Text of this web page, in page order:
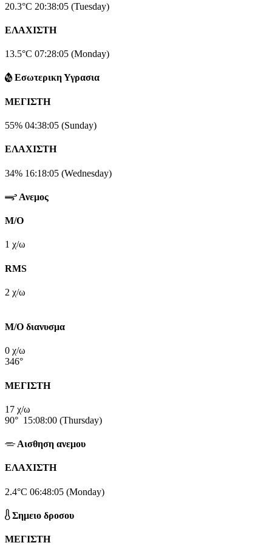
20.3°C 20:38:05 (Tuesday)
ΕΛΑΧΙΣΤΗ
13.5°C 07:28:05 (Monday)
Εσωτερικη Υγρασια
ΜΕΓΙΣΤΗ
55% 04:38:05 (Sunday)
ΕΛΑΧΙΣΤΗ
34% 16:18:05 (Wednesday)
Ανεμος
M/O
1 χ/ω
RMS
2 χ/ω
Μ/Ο διανυσμα
0 χ/ω
346°
ΜΕΓΙΣΤΗ
17 χ/ω
90° 15:08:00 (Thursday)
Αισθηση ανεμου
ΕΛΑΧΙΣΤΗ
2.4°C 06:48:05 (Monday)
Σημειο δροσου
ΜΕΓΙΣΤΗ